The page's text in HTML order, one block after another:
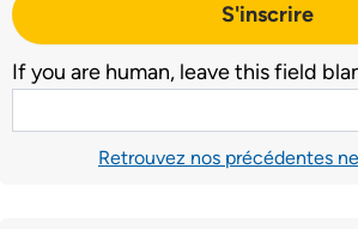
S'inscrire
If you are human, leave this field
Retrouvez nos précédentes